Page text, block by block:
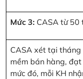
Mức 3: CASA từ 50
CASA xét tại
mềm bán hàng,
mức đó, mỗi KH